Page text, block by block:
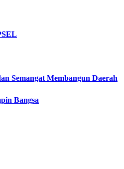
Semangat Membangun Daerah
Bangsa